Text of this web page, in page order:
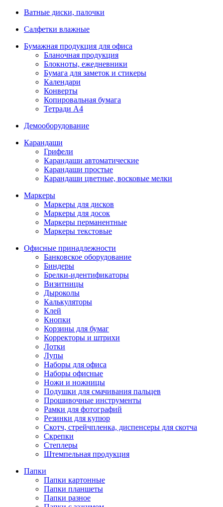
Ватные диски, палочки
Салфетки влажные
Бумажная продукция для офиса
Бланочная продукция
Блокноты, ежедневники
Бумага для заметок и стикеры
Календари
Конверты
Копировальная бумага
Тетради А4
Демооборудование
Карандаши
Грифели
Карандаши автоматические
Карандаши простые
Карандаши цветные, восковые мелки
Маркеры
Маркеры для дисков
Маркеры для досок
Маркеры перманентные
Маркеры текстовые
Офисные принадлежности
Банковское оборудование
Биндеры
Брелки-идентификаторы
Визитницы
Дыроколы
Калькуляторы
Клей
Кнопки
Корзины для бумаг
Корректоры и штрихи
Лотки
Лупы
Наборы для офиса
Наборы офисные
Ножи и ножницы
Подушки для смачивания пальцев
Прошивочные инструменты
Рамки для фотографий
Резинки для купюр
Скотч, стрейчпленка, диспенсеры для скотча
Скрепки
Степлеры
Штемпельная продукция
Папки
Папки картонные
Папки планшеты
Папки разное